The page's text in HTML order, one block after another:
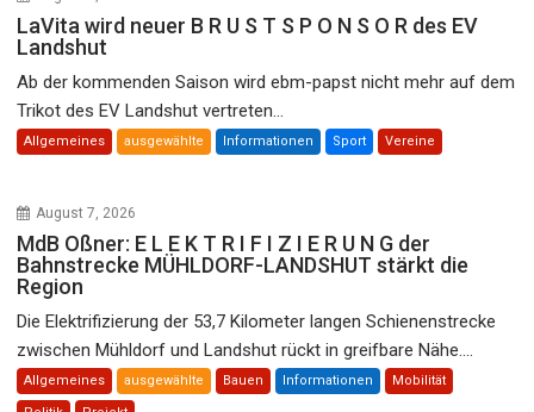
LaVita wird neuer B R U S T S P O N S O R des EV
Landshut
Ab der kommenden Saison wird ebm-papst nicht mehr auf dem
Trikot des EV Landshut vertreten...
Allgemeines ausgewählte Informationen Sport Vereine
August 7, 2026
MdB Oßner: E L E K T R I F I Z I E R U N G der
Bahnstrecke MÜHLDORF-LANDSHUT stärkt die
Region
Die Elektrifizierung der 53,7 Kilometer langen Schienenstrecke
zwischen Mühldorf und Landshut rückt in greifbare Nähe....
Allgemeines ausgewählte Bauen Informationen Mobilität